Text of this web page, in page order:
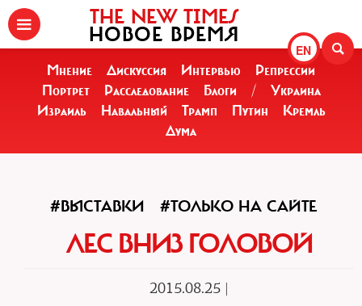
EN
THE NEW TIMES
НОВОЕ ВРЕМЯ
Мнение Дискуссия Интервью
Репрессии
Портрет
Расследование Блоги /
Украина
Израиль
Навальный Трамп Путин
Кремль
Дума
#ВЫСТАВКИ #ТОЛЬКО НА САЙТЕ
ЛЕС ВНИЗ ГОЛОВОЙ
2015.08.25 |